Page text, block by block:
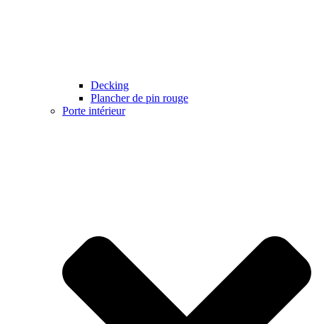
Decking
Plancher de pin rouge
Porte intérieur